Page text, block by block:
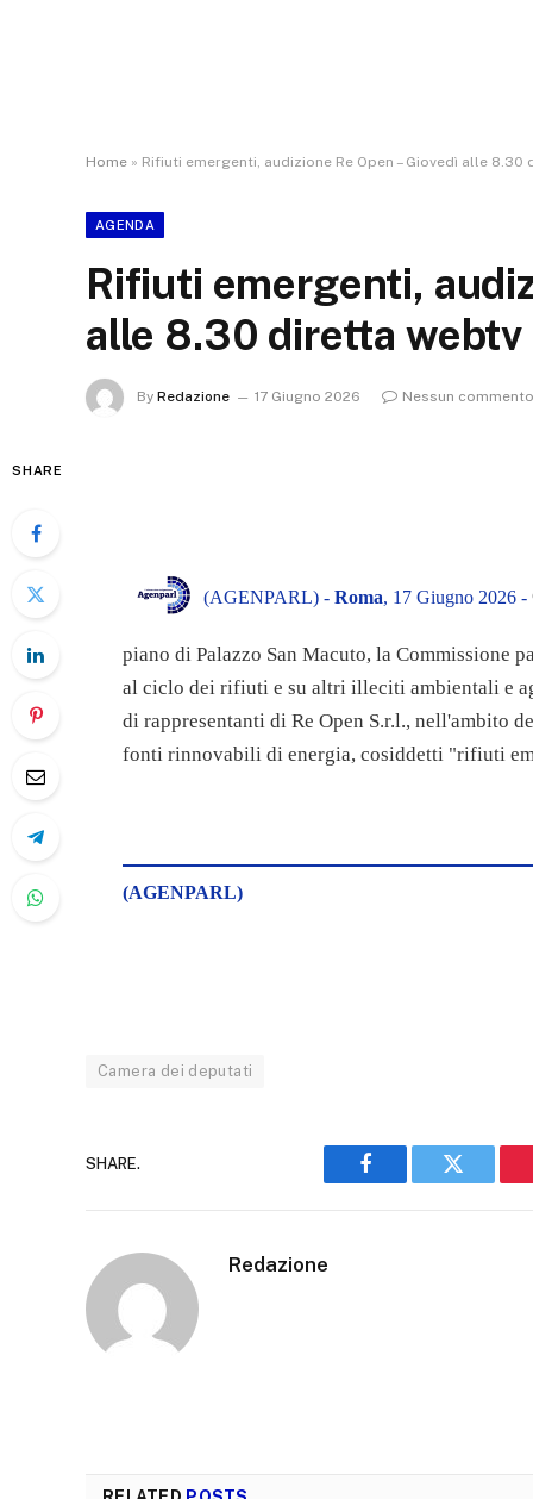
Home » Rifiuti emergenti, audizione Re Open – Giovedì alle 8.30
AGENDA
Rifiuti emergenti,
alle 8.30 diretta webtv
By Redazione 17 Giugno 2026 Nessun commento
SHARE
(AGENPARL) - Roma, 17 Giugno 2026 -
piano di Palazzo San Macuto, la Commissione
al ciclo dei rifiuti e su altri illeciti ambientali e
di rappresentanti di Re Open S.r.l., nell'ambito
fonti rinnovabili di energia, cosiddetti "rifiuti
(AGENPARL)
Camera dei deputati
SHARE.
Facebook Twitter
Redazione